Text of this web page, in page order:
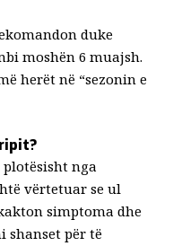
duke
moshën 6 muajsh.
herët në “sezonin e
nga
vërtetuar se ul
simptoma dhe
shanset për të